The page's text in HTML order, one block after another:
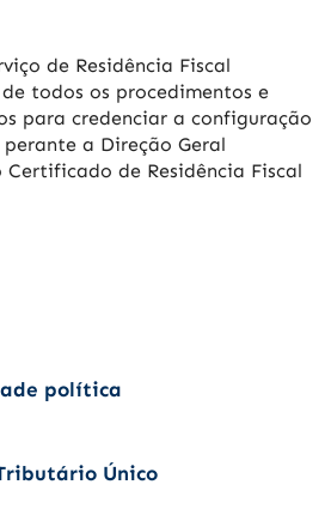
de Residência Fiscal
todos os procedimentos e
para credenciar a configuração
a Direção Geral
de Residência Fiscal
política
Único